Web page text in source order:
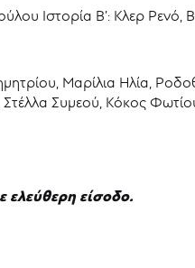
Ιστορία Β’: Κλερ Ρενό,
Μαρίλια Ηλία,
Συμεού, Κόκος
ελεύθερη είσοδο.